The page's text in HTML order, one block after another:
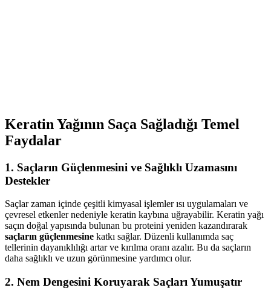
Keratin Yağının Saça Sağladığı Temel
Faydalar
1. Saçların Güçlenmesini ve Sağlıklı Uzamasını
Destekler
Saçlar zaman içinde çeşitli kimyasal işlemler ısı uygulamaları ve
çevresel etkenler nedeniyle keratin kaybına uğrayabilir. Keratin yağı
saçın doğal yapısında bulunan bu proteini yeniden kazandırarak
saçların güçlenmesine katkı sağlar. Düzenli kullanımda saç
tellerinin dayanıklılığı artar ve kırılma oranı azalır. Bu da saçların
daha sağlıklı ve uzun görünmesine yardımcı olur.
2. Nem Dengesini Koruyarak Saçları Yumuşatır